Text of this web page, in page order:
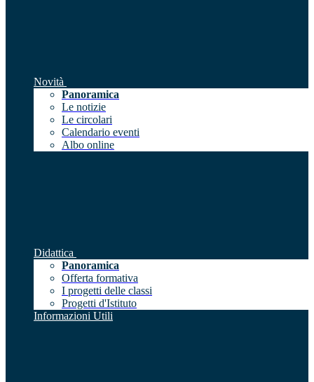
Novità
Panoramica
Le notizie
Le circolari
Calendario eventi
Albo online
Didattica
Panoramica
Offerta formativa
I progetti delle classi
Progetti d'Istituto
Informazioni Utili